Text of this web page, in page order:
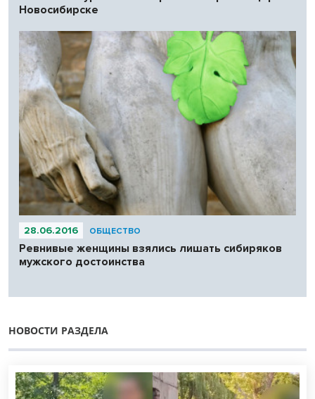
Новосибирске
28.06.2016 ОБЩЕСТВО
Ревнивые женщины взялись лишать сибиряков
мужского достоинства
НОВОСТИ РАЗДЕЛА